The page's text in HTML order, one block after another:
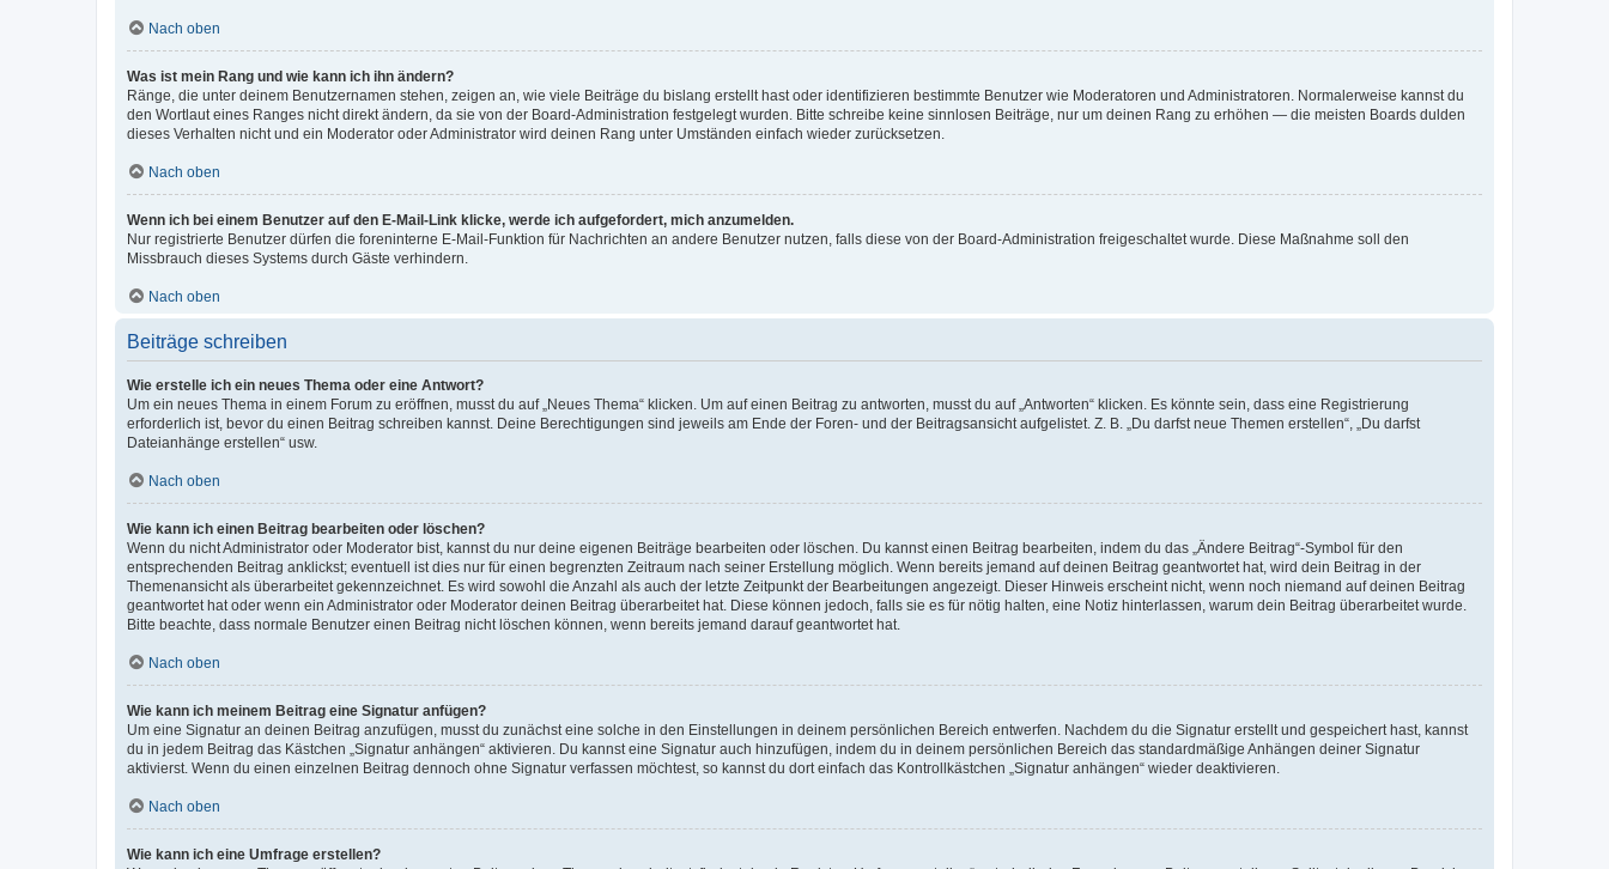
Nach oben
Was ist mein Rang und wie kann ich ihn ändern?
Ränge, die unter deinem Benutzernamen stehen, zeigen an, wie viele Beiträge du bislang erstellt hast oder identifizieren bestimmte Benutzer wie Moderatoren und Administratoren. Normalerweise kannst du
den Wortlaut eines Ranges nicht direkt ändern, da sie von der Board-Administration festgelegt wurden. Bitte schreibe keine sinnlosen Beiträge, nur um deinen Rang zu erhöhen — die meisten Boards dulden
dieses Verhalten nicht und ein Moderator oder Administrator wird deinen Rang unter Umständen einfach wieder zurücksetzen.
Nach oben
Wenn ich bei einem Benutzer auf den E-Mail-Link klicke, werde ich aufgefordert, mich anzumelden.
Nur registrierte Benutzer dürfen die foreninterne E-Mail-Funktion für Nachrichten an andere Benutzer nutzen, falls diese von der Board-Administration freigeschaltet wurde. Diese Maßnahme soll den
Missbrauch dieses Systems durch Gäste verhindern.
Nach oben
Beiträge schreiben
Wie erstelle ich ein neues Thema oder eine Antwort?
Um ein neues Thema in einem Forum zu eröffnen, musst du auf „Neues Thema“ klicken. Um auf einen Beitrag zu antworten, musst du auf „Antworten“ klicken. Es könnte sein, dass eine Registrierung
erforderlich ist, bevor du einen Beitrag schreiben kannst. Deine Berechtigungen sind jeweils am Ende der Foren- und der Beitragsansicht aufgelistet. Z. B. „Du darfst neue Themen erstellen“, „Du darfst
Dateianhänge erstellen“ usw.
Nach oben
Wie kann ich einen Beitrag bearbeiten oder löschen?
Wenn du nicht Administrator oder Moderator bist, kannst du nur deine eigenen Beiträge bearbeiten oder löschen. Du kannst einen Beitrag bearbeiten, indem du das „Ändere Beitrag“-Symbol für den
entsprechenden Beitrag anklickst; eventuell ist dies nur für einen begrenzten Zeitraum nach seiner Erstellung möglich. Wenn bereits jemand auf deinen Beitrag geantwortet hat, wird dein Beitrag in der
Themenansicht als überarbeitet gekennzeichnet. Es wird sowohl die Anzahl als auch der letzte Zeitpunkt der Bearbeitungen angezeigt. Dieser Hinweis erscheint nicht, wenn noch niemand auf deinen Beitrag
geantwortet hat oder wenn ein Administrator oder Moderator deinen Beitrag überarbeitet hat. Diese können jedoch, falls sie es für nötig halten, eine Notiz hinterlassen, warum dein Beitrag überarbeitet wurde.
Bitte beachte, dass normale Benutzer einen Beitrag nicht löschen können, wenn bereits jemand darauf geantwortet hat.
Nach oben
Wie kann ich meinem Beitrag eine Signatur anfügen?
Um eine Signatur an deinen Beitrag anzufügen, musst du zunächst eine solche in den Einstellungen in deinem persönlichen Bereich entwerfen. Nachdem du die Signatur erstellt und gespeichert hast, kannst
du in jedem Beitrag das Kästchen „Signatur anhängen“ aktivieren. Du kannst eine Signatur auch hinzufügen, indem du in deinem persönlichen Bereich das standardmäßige Anhängen deiner Signatur
aktivierst. Wenn du einen einzelnen Beitrag dennoch ohne Signatur verfassen möchtest, so kannst du dort einfach das Kontrollkästchen „Signatur anhängen“ wieder deaktivieren.
Nach oben
Wie kann ich eine Umfrage erstellen?